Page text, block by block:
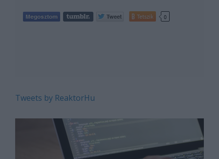
Tetszik 0
Tweets by ReaktorHu